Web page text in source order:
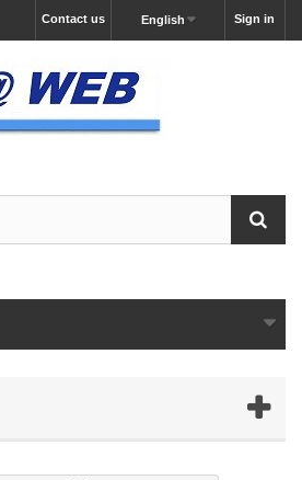
Sign in
English
Contact us